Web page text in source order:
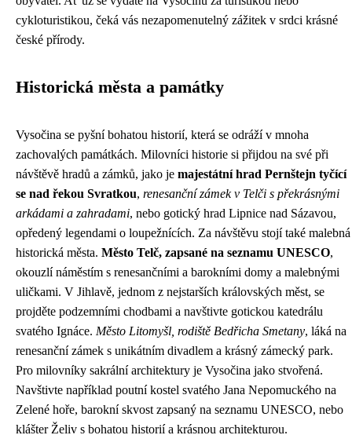
cykloturistikou, čeká vás nezapomenutelný zážitek v srdci krásné
české přírody.
Historická města a památky
Vysočina se pyšní bohatou historií, která se odráží v mnoha
zachovalých památkách. Milovníci historie si přijdou na své při
návštěvě hradů a zámků, jako je majestátní hrad Pernštejn tyčící
se nad řekou Svratkou, renesanční zámek v Telči s překrásnými
arkádami a zahradami, nebo gotický hrad Lipnice nad Sázavou,
opředený legendami o loupežnících. Za návštěvu stojí také malebná
historická města. Město Telč, zapsané na seznamu UNESCO,
okouzlí náměstím s renesančními a barokními domy a malebnými
uličkami. V Jihlavě, jednom z nejstarších královských měst, se
projděte podzemními chodbami a navštivte gotickou katedrálu
svatého Ignáce. Město Litomyšl, rodiště Bedřicha Smetany, láká na
renesanční zámek s unikátním divadlem a krásný zámecký park.
Pro milovníky sakrální architektury je Vysočina jako stvořená.
Navštivte například poutní kostel svatého Jana Nepomuckého na
Zelené hoře, barokní skvost zapsaný na seznamu UNESCO, nebo
klášter Želiv s bohatou historií a krásnou architekturou.